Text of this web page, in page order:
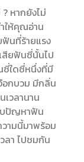
หากยังไม่
ให้คุณอ่าน
นที่ร้ายแรง
สียฟันซี่นั้นไป
ซี่ใดซี่หนึ่งที่มี
อกบวม มีกลิ่น
เวลานาน
บปัญหาฟัน
ามนี้มาพร้อม
ลา ไปชมกัน